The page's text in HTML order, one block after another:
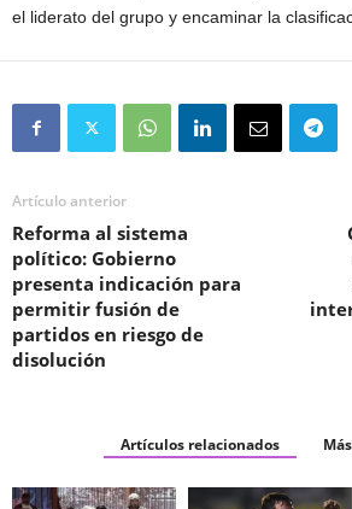
el liderato del grupo y encaminar la
Artículo anterior
Reforma al sistema
político: Gobierno
presenta indicación para
permitir fusión de
partidos en riesgo de
disolución
Artículos relacionados